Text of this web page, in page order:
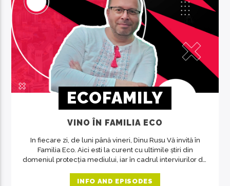
ECOFAMILY
VINO ÎN FAMILIA ECO
In fiecare zi, de luni până vineri, Dinu Rusu Vă invită în
Familia Eco. Aici esti la curent cu ultimile știri din
domeniul protecția mediului, iar în cadrul interviurilor de
familie.
INFO AND EPISODES